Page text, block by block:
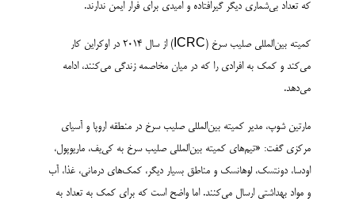
که تعداد بی‌شماری دیگر گیرافتاده و امیدی برای فرار ایمن ندارند.
کمیته بین‌المللی صلیب سرخ (ICRC) از سال 2014 در اوکراین کار
می‌کند و کمک به افرادی را که در میان مخاصمه زندگی می‌کنند، ادامه
می‌دهد.
مارتین شوپ، مدیر کمیته بین‌­المللی صلیب سرخ در منطقه اروپا و آسیای
مرکزی گفت: «تیم‌های کمیته بین‌المللی صلیب سرخ به کی­‌یف، ماریوپول،
اودسا، دونتسک، لوهانسک و مناطق بسیار دیگر، کمک‌­های درمانی، غذا، آب
و مواد بهداشتی ارسال می­‌کنند. اما واضح است که برای کمک به تعداد به